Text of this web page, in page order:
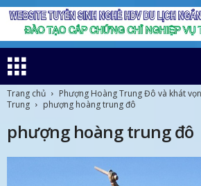
Trang chủ
Phượng Hoàng Trung Đô và khát
Trung
phượng hoàng trung đô
phượng hoàng trung đô